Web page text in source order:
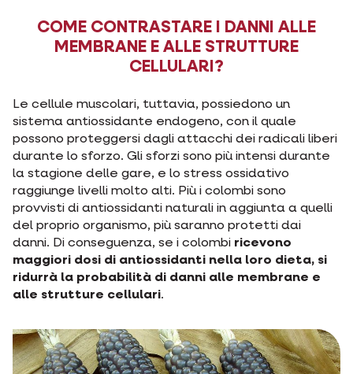
COME CONTRASTARE I DANNI ALLE
MEMBRANE E ALLE STRUTTURE
CELLULARI?
Le cellule muscolari, tuttavia, possiedono un
sistema antiossidante endogeno, con il quale
possono proteggersi dagli attacchi dei radicali liberi
durante lo sforzo. Gli sforzi sono più intensi durante
la stagione delle gare, e lo stress ossidativo
raggiunge livelli molto alti. Più i colombi sono
provvisti di antiossidanti naturali in aggiunta a quelli
del proprio organismo, più saranno protetti dai
danni. Di conseguenza, se i colombi ricevono
maggiori dosi di antiossidanti nella loro dieta, si
ridurrà la probabilità di danni alle membrane e
alle strutture cellulari.